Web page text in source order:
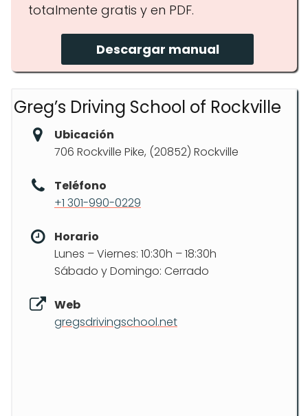
totalmente gratis y en PDF.
Descargar manual
Greg’s Driving School of Rockville
Ubicación
706 Rockville Pike, (20852) Rockville
Teléfono
+1 301-990-0229
Horario
Lunes – Viernes: 10:30h – 18:30h
Sábado y Domingo: Cerrado
Web
gregsdrivingschool.net